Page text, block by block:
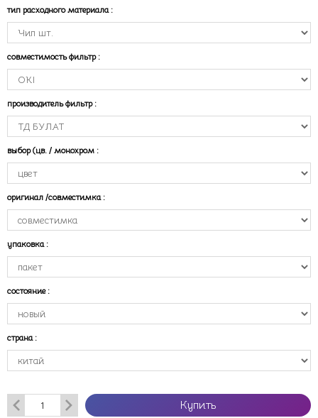
тип расходного материала :
совместимость фильтр :
производитель фильтр :
выбор (цв. / монохром :
оригинал /совместимка :
упаковка :
состояние :
страна :
Купить